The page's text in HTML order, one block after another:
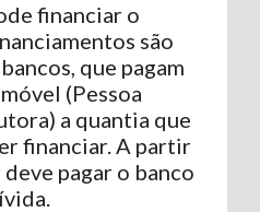
financiar o
são
que pagam
(Pessoa
a quantia que
financiar. A partir
pagar o banco